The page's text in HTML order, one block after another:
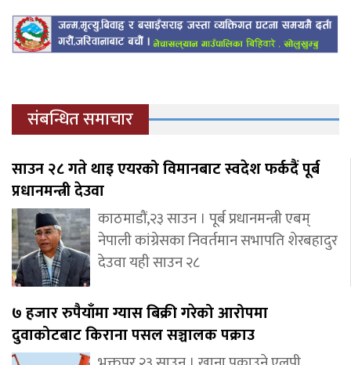
संबन्धित समाचार
साउन २८ गते थाइ एयरको विमानबाट स्वदेश फर्कदैं पूर्ब
प्रधानमन्त्री देउवा
काठमाडौं,२३ साउन । पूर्ब प्रधानमन्त्री एबम्
नेपाली कांग्रेसका निवर्तमान सभापति शेरबहादुर
देउवा यही साउन २८
७ हजार रुपैयाँमा ग्यास बिक्री गरेको आरोपमा
दुवाकोटबाट किराना पसल सञ्चालक पक्राउ